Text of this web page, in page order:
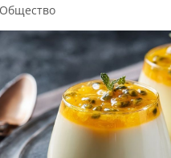
Общество